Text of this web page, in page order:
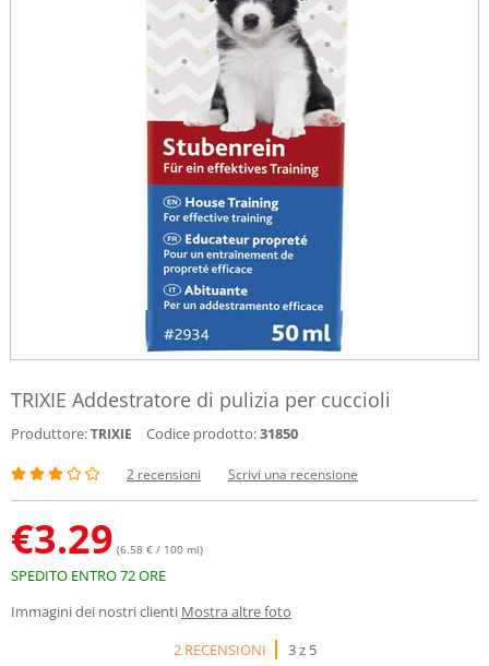
TRIXIE Addestratore di pulizia per cuccioli
Produttore:TRIXIE Codice prodotto:31850
2 recensioni Scrivi una recensione
€3.29 (6.58 € / 100 ml)
SPEDITO ENTRO 72 ORE
Immagini dei nostri clienti Mostra altre foto
2 RECENSIONI
3 z 5